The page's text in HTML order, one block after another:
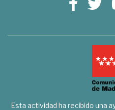
Esta actividad ha recibido una